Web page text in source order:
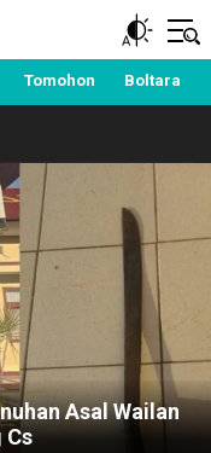
Politik,
Nasional
Tomohon Boltara
Asal Wailan
Cs